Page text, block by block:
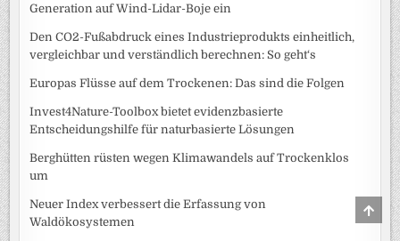
Generation auf Wind-Lidar-Boje ein
Den CO2-Fußabdruck eines Industrieprodukts einheitlich,
vergleichbar und verständlich berechnen: So geht‘s
Europas Flüsse auf dem Trockenen: Das sind die Folgen
Invest4Nature-Toolbox bietet evidenzbasierte
Entscheidungshilfe für naturbasierte Lösungen
Berghütten rüsten wegen Klimawandels auf Trockenklos
um
Neuer Index verbessert die Erfassung von
Waldökosystemen
TO
TOP